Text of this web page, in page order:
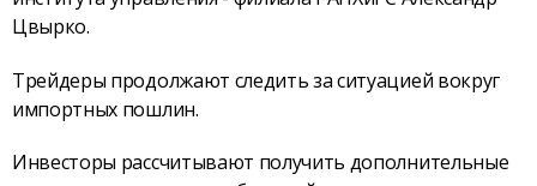
Цвырко.
Трейдеры продолжают следить за ситуацией вокруг
импортных пошлин.
Инвесторы рассчитывают получить дополнительные